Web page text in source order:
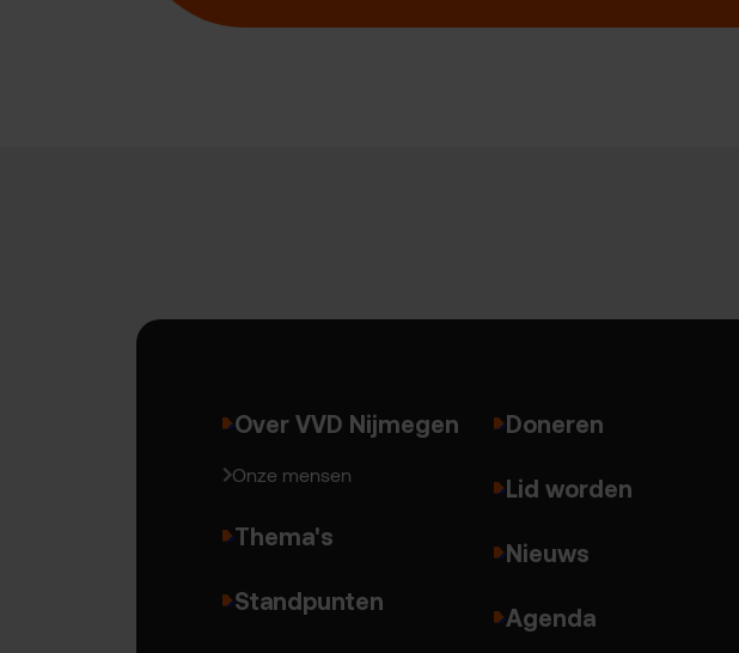
Over VVD Nijmegen
Onze mensen
Thema's
Standpunten
Doneren
Lid worden
Nieuws
Agenda